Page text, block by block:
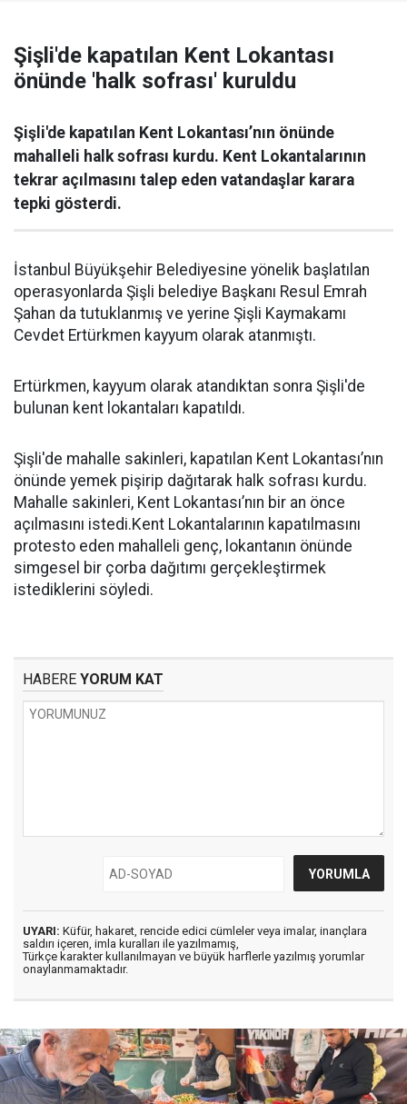
Şişli'de kapatılan Kent Lokantası
önünde 'halk sofrası' kuruldu
Şişli'de kapatılan Kent Lokantası’nın önünde
mahalleli halk sofrası kurdu. Kent Lokantalarının
tekrar açılmasını talep eden vatandaşlar karara
tepki gösterdi.
İstanbul Büyükşehir Belediyesine yönelik başlatılan
operasyonlarda Şişli belediye Başkanı Resul Emrah
Şahan da tutuklanmış ve yerine Şişli Kaymakamı
Cevdet Ertürkmen kayyum olarak atanmıştı.
Ertürkmen, kayyum olarak atandıktan sonra Şişli'de
bulunan kent lokantaları kapatıldı.
Şişli'de mahalle sakinleri, kapatılan Kent Lokantası’nın
önünde yemek pişirip dağıtarak halk sofrası kurdu.
Mahalle sakinleri, Kent Lokantası’nın bir an önce
açılmasını istedi.Kent Lokantalarının kapatılmasını
protesto eden mahalleli genç, lokantanın önünde
simgesel bir çorba dağıtımı gerçekleştirmek
istediklerini söyledi.
HABERE YORUM KAT
UYARI: Küfür, hakaret, rencide edici cümleler veya imalar, inançlara
saldırı içeren, imla kuralları ile yazılmamış,
Türkçe karakter kullanılmayan ve büyük harflerle yazılmış yorumlar
onaylanmamaktadır.